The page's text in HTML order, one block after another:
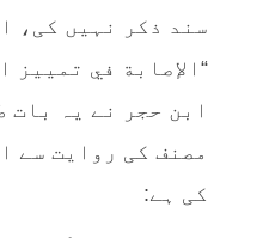
سند ذکر نہیں کی،
“الإصابة في تمييز
ابن حجر نے یہ بات
مصنف کی روایت سے
کی ہے: